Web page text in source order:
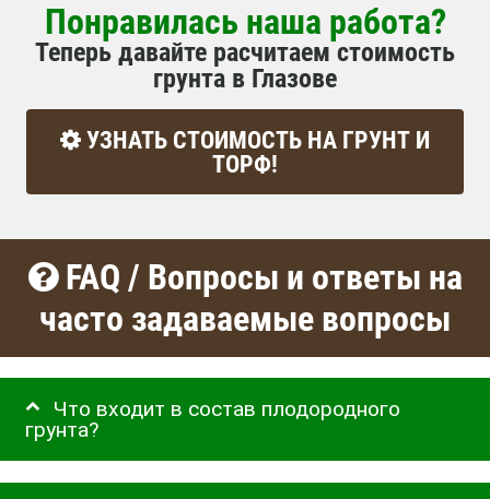
Понравилась наша работа?
Теперь давайте расчитаем стоимость
грунта в Глазове
УЗНАТЬ СТОИМОСТЬ НА ГРУНТ И
ТОРФ!
FAQ / Вопросы и ответы на
часто задаваемые вопросы
Что входит в состав плодородного
грунта?